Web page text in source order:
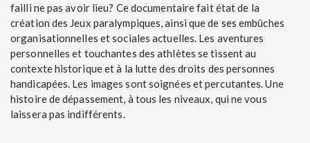
failli ne pas avoir lieu? Ce documentaire fait état de la
création des Jeux paralympiques, ainsi que de ses embûches
organisationnelles et sociales actuelles. Les aventures
personnelles et touchantes des athlètes se tissent au
contexte historique et à la lutte des droits des personnes
handicapées. Les images sont soignées et percutantes. Une
histoire de dépassement, à tous les niveaux, qui ne vous
laissera pas indifférents.